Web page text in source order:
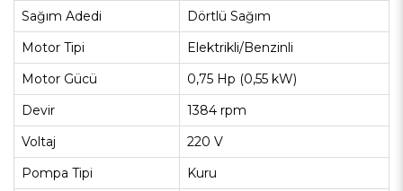
Sağım Adedi
Dörtlü Sağım
Motor Tipi
Elektrikli/Benzinli
Motor Gücü
0,75 Hp (0,55 kW)
Devir
1384 rpm
Voltaj
220 V
Pompa Tipi
Kuru